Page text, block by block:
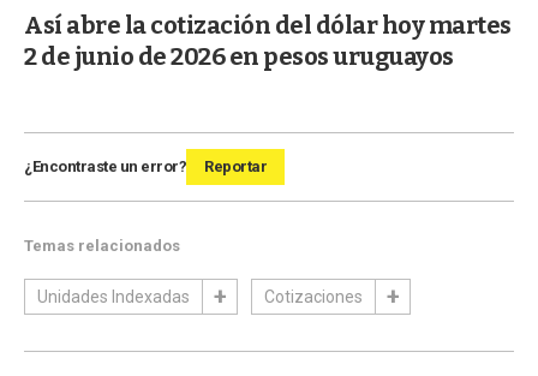
Así abre la cotización del dólar hoy martes
2 de junio de 2026 en pesos uruguayos
¿Encontraste un error? Reportar
Temas relacionados
Unidades Indexadas Cotizaciones